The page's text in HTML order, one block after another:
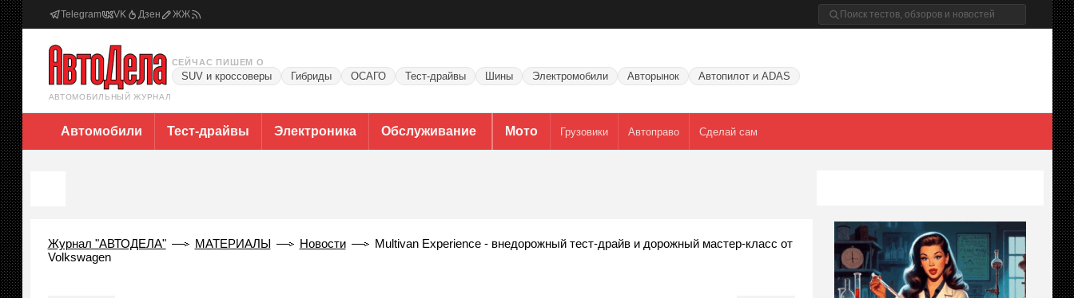
Telegram VK Дзен ЖЖ
АВТОМОБИЛЬНЫЙ ЖУРНАЛ
СЕЙЧАС ПИШЕМ О
SUV и кроссоверы Гибриды ОСАГО Тест-драйвы Шины Электромобили Авторынок Автопилот и ADAS
Автомобили Тест-драйвы Электроника Обслуживание Мото Грузовики Автоправо Сделай сам
Журнал "АВТОДЕЛА" МАТЕРИАЛЫ Новости
Multivan Experience - внедорожный тест-драйв и дорожный мастер-класс от
Volkswagen